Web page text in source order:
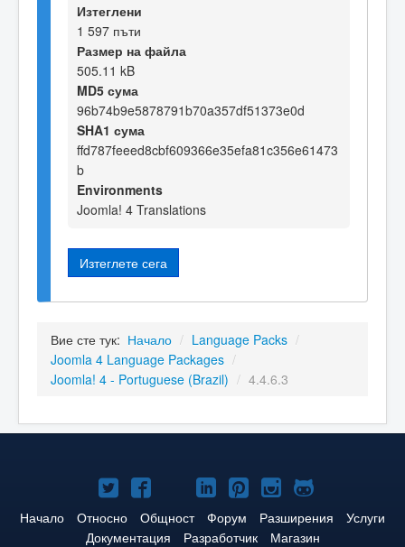
Изтеглени
1 597 пъти
Размер на файла
505.11 kB
MD5 сума
96b74b9e5878791b70a357df51373e0d
SHA1 сума
ffd787feeed8cbf609366e35efa81c356e61473
b
Environments
Joomla! 4 Translations
Изтеглете сега
Вие сте тук: Начало / Language Packs /
Joomla 4 Language Packages /
Joomla! 4 - Portuguese (Brazil) / 4.4.6.3
Joomla!
в
Joomla!
във
Joomla!
в
Joomla!
в
Joomla!
в
Joomla!
в
Joomla!
в
Начало Относно Общност Форум Разширения
Услуги
Документация
Разработчик Магазин